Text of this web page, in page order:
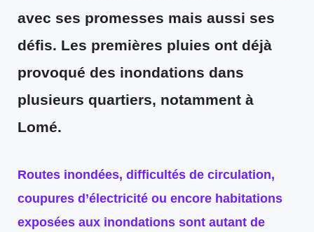
avec ses promesses mais aussi ses
défis. Les premières pluies ont déjà
provoqué des inondations dans
plusieurs quartiers, notamment à
Lomé.
Routes inondées, difficultés de circulation,
coupures d’électricité ou encore habitations
exposées aux inondations sont autant de